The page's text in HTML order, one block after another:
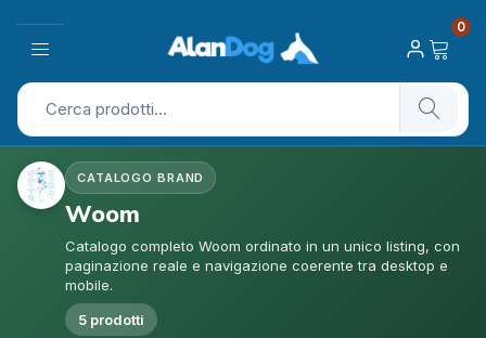
0
CATALOGO BRAND
Woom
Catalogo completo Woom ordinato in un unico listing, con
paginazione reale e navigazione coerente tra desktop e
mobile.
5 prodotti